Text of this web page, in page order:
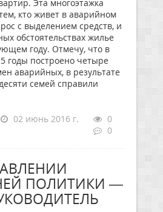
Эта многоэтажка
кто живет в аварийном
с выделением средств, и
обстоятельствах жилье
году. Отмечу, что в
годы построено четыре
аварийных, в результате
семей справили
02 июнь 2016 г.
0
0
ПОЛИТИКИ —